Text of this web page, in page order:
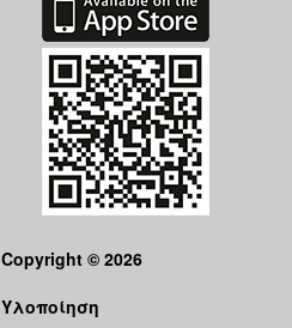
Copyright © 2026
Υλοποίηση